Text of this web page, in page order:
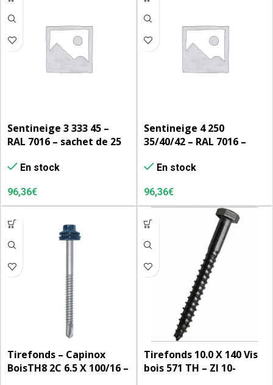
Sentineige 3 333 45 –
RAL 7016 – sachet de 25
tirefonds + 2 rondelles
neoprène par arrêt de
neige)
En stock
96,36€
Sentineige 4 250
35/40/42 – RAL 7016 –
(prévoir 2 tirefonds + 2
rondelles neoprène par
arrêt de neige)
En stock
96,36€
Tirefonds – Capinox
BoisTH8 2C 6.5 X 100/16 –
Tirefonds 10.0 X 140 Vis
bois 571 TH – ZI 10-